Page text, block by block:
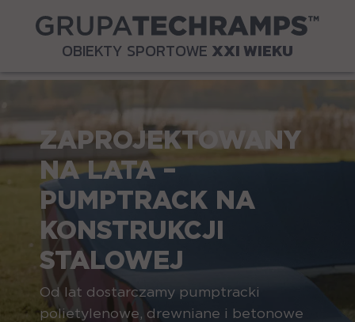
OBIEKTY SPORTOWE XXI WIEKU
ZAPROJEKTOWANY
NA LATA –
PUMPTRACK NA
KONSTRUKCJI
STALOWEJ
Od lat dostarczamy pumptracki
polietylenowe, drewniane i betonowe